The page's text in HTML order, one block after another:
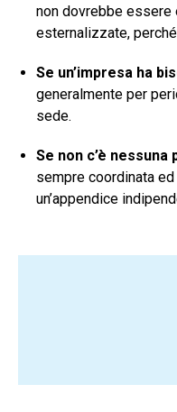
non dovrebbe essere
esternalizzate,
Se un’impresa ha
generalmente per
sede.
Se non c’è
sempre coordinata
un’appendice